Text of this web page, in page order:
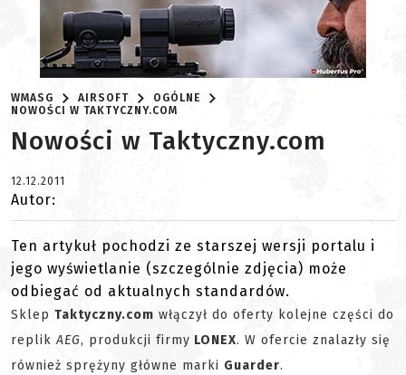
WMASG AIRSOFT
OGÓLNE
NOWOŚCI W TAKTYCZNY.COM
Nowości w Taktyczny.com
12.12.2011
Autor:
Ten artykuł pochodzi ze starszej wersji portalu i
jego wyświetlanie (szczególnie zdjęcia) może
odbiegać od aktualnych standardów.
Sklep Taktyczny.com włączył do oferty kolejne części do
replik AEG, produkcji firmy LONEX. W ofercie znalazły się
również sprężyny główne marki Guarder.